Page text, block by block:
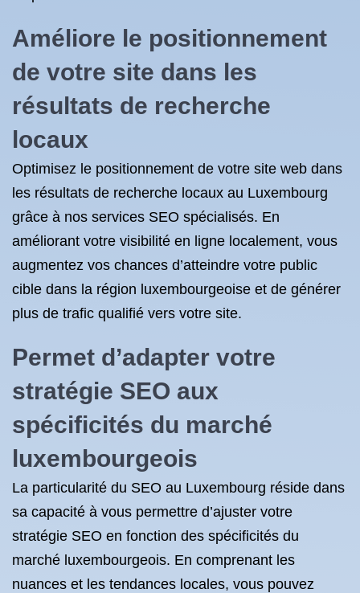
Améliore le positionnement
de votre site dans les
résultats de recherche
locaux
Optimisez le positionnement de votre site web dans
les résultats de recherche locaux au Luxembourg
grâce à nos services SEO spécialisés. En
améliorant votre visibilité en ligne localement, vous
augmentez vos chances d’atteindre votre public
cible dans la région luxembourgeoise et de générer
plus de trafic qualifié vers votre site.
Permet d’adapter votre
stratégie SEO aux
spécificités du marché
luxembourgeois
La particularité du SEO au Luxembourg réside dans
sa capacité à vous permettre d’ajuster votre
stratégie SEO en fonction des spécificités du
marché luxembourgeois. En comprenant les
nuances et les tendances locales, vous pouvez